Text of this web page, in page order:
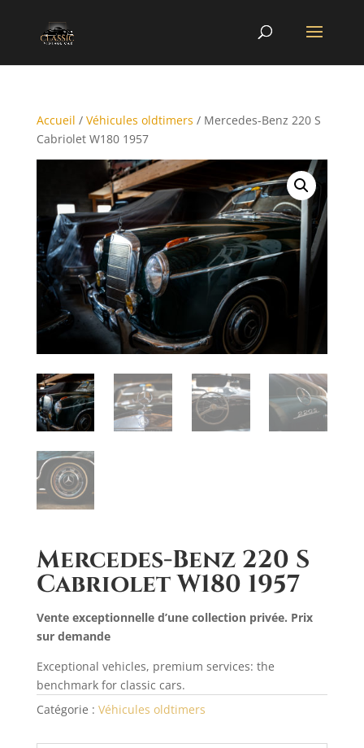
Accueil / Véhicules oldtimers / Mercedes-Benz 220 S
Cabriolet W180 1957
Mercedes-Benz 220 S
Cabriolet W180 1957
Vente exceptionnelle d’une collection privée. Prix
sur demande
Exceptional vehicles, premium services: the
benchmark for classic cars.
Catégorie : Véhicules oldtimers